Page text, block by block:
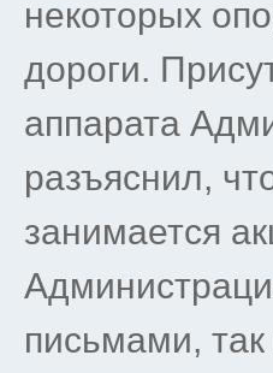
некоторых
дороги.
аппарата
разъяснил,
занимается
письмами,